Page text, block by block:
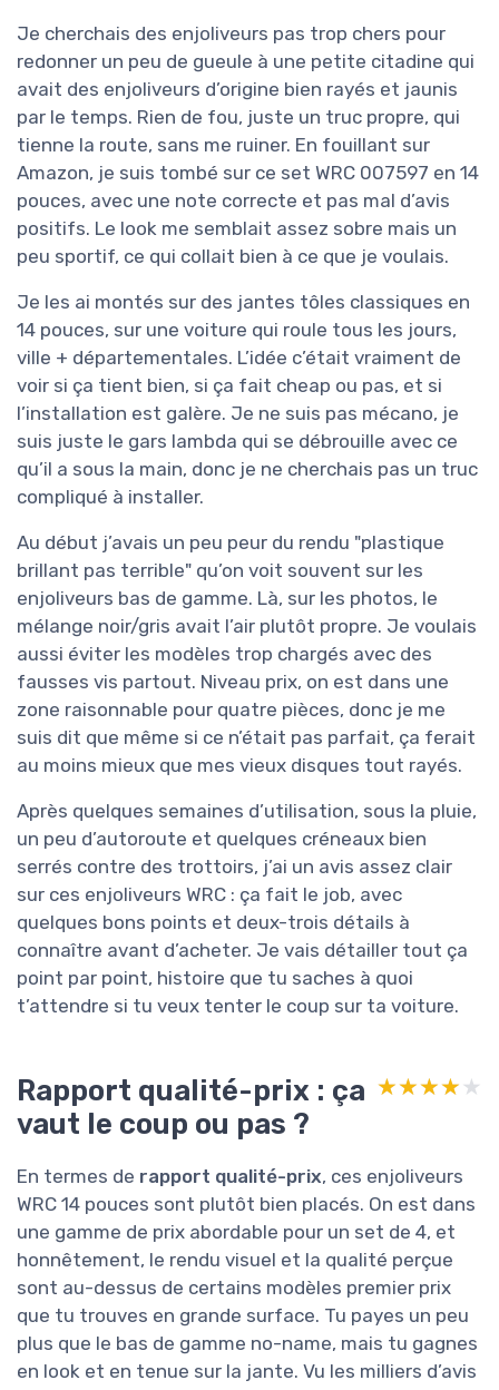
Je cherchais des enjoliveurs pas trop chers pour
redonner un peu de gueule à une petite citadine qui
avait des enjoliveurs d’origine bien rayés et jaunis
par le temps. Rien de fou, juste un truc propre, qui
tienne la route, sans me ruiner. En fouillant sur
Amazon, je suis tombé sur ce set WRC 007597 en 14
pouces, avec une note correcte et pas mal d’avis
positifs. Le look me semblait assez sobre mais un
peu sportif, ce qui collait bien à ce que je voulais.
Je les ai montés sur des jantes tôles classiques en
14 pouces, sur une voiture qui roule tous les jours,
ville + départementales. L’idée c’était vraiment de
voir si ça tient bien, si ça fait cheap ou pas, et si
l’installation est galère. Je ne suis pas mécano, je
suis juste le gars lambda qui se débrouille avec ce
qu’il a sous la main, donc je ne cherchais pas un truc
compliqué à installer.
Au début j’avais un peu peur du rendu "plastique
brillant pas terrible" qu’on voit souvent sur les
enjoliveurs bas de gamme. Là, sur les photos, le
mélange noir/gris avait l’air plutôt propre. Je voulais
aussi éviter les modèles trop chargés avec des
fausses vis partout. Niveau prix, on est dans une
zone raisonnable pour quatre pièces, donc je me
suis dit que même si ce n’était pas parfait, ça ferait
au moins mieux que mes vieux disques tout rayés.
Après quelques semaines d’utilisation, sous la pluie,
un peu d’autoroute et quelques créneaux bien
serrés contre des trottoirs, j’ai un avis assez clair
sur ces enjoliveurs WRC : ça fait le job, avec
quelques bons points et deux-trois détails à
connaître avant d’acheter. Je vais détailler tout ça
point par point, histoire que tu saches à quoi
t’attendre si tu veux tenter le coup sur ta voiture.
Rapport qualité-prix : ça
vaut le coup ou pas ?
★★★★★
★★★★★
En termes de rapport qualité-prix, ces enjoliveurs
WRC 14 pouces sont plutôt bien placés. On est dans
une gamme de prix abordable pour un set de 4, et
honnêtement, le rendu visuel et la qualité perçue
sont au-dessus de certains modèles premier prix
que tu trouves en grande surface. Tu payes un peu
plus que le bas de gamme no-name, mais tu gagnes
en look et en tenue sur la jante. Vu les milliers d’avis